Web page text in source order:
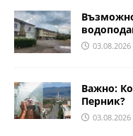
03.08.2026
Важно:
Перник?
03.08.2026